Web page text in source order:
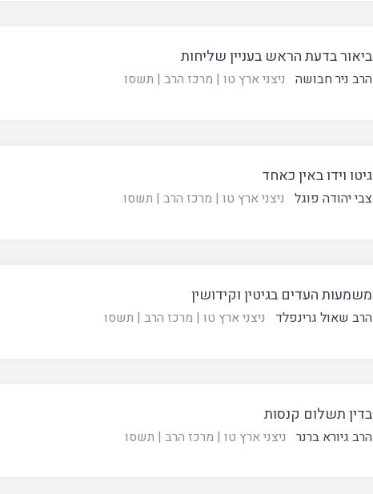
ביאור בדעת הראש בעניין שליחות
הרב ניר חבושה ניצני ארץ טו | מרכז הרב | תשסו
גיטו וידו באין כאחד
צבי יהודה פוגל ניצני ארץ טו | מרכז הרב | תשסו
משמעות העדים בגיטין וקידושין
הרב שאול גרינפלד ניצני ארץ טו | מרכז הרב | תשסו
בדין תשלום קנסות
הרב גיורא ברנר ניצני ארץ טו | מרכז הרב | תשסו